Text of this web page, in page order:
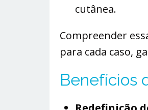
cutânea.
Compreender
para cada caso,
Benefícios